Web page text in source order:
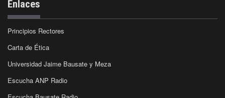
Enlaces
Principios Rectores
Carta de Ética
Universidad Jaime Bausate y Meza
Escucha ANP Radio